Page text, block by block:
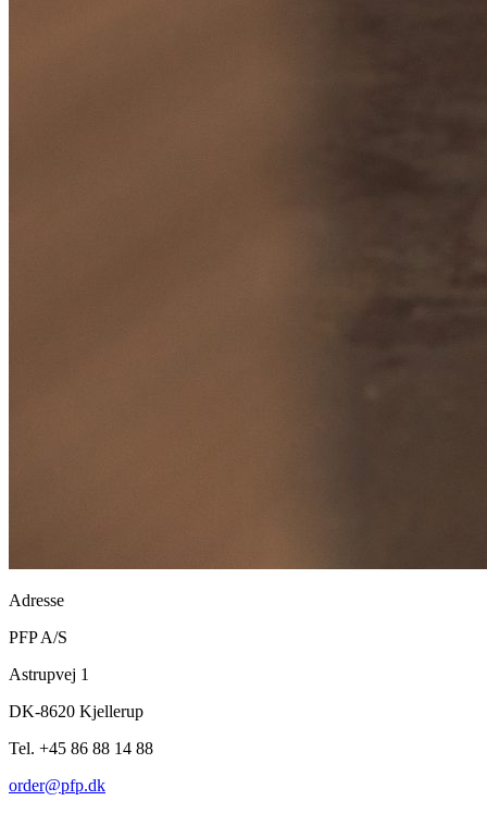
Adresse
PFP A/S
Astrupvej 1
DK-8620 Kjellerup
Tel. +45 86 88 14 88
order@pfp.dk